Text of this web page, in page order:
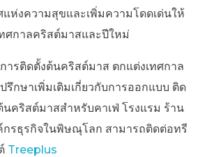
แห่งความสุขและเพิ่มความโดดเด่นให้
ศกาลคริสต์มาสและปีใหม่
ารติดตั้งต้นคริสต์มาส ตกแต่งเทศกาล
รึกษาเพิ่มเติมเกี่ยวกับการออกแบบ ติด
คริสต์มาสสำหรับคาเฟ่ โรงแรม ร้าน
กรธุรกิจในพิษณุโลก สามารถติดต่อทรี
Treeplus